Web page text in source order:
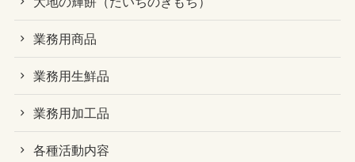
業務用商品
業務用生鮮品
業務用加工品
各種活動内容